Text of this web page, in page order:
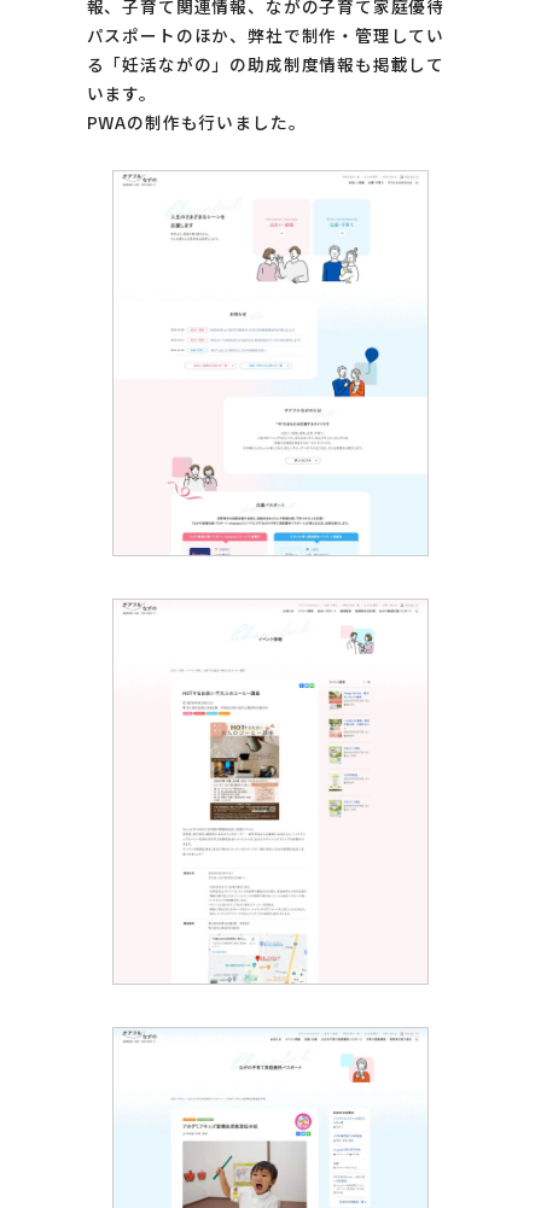
報、子育て関連情報、ながの子育て家庭優待
パスポートのほか、弊社で制作・管理してい
る「妊活ながの」の助成制度情報も掲載して
います。
PWAの制作も行いました。